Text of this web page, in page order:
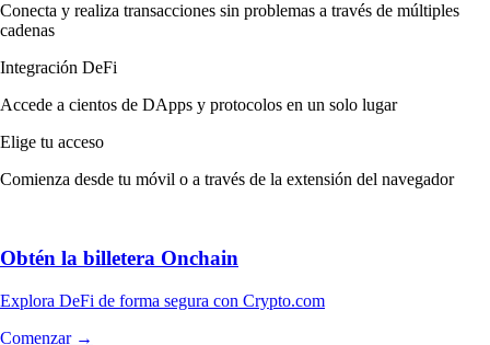
Conecta y realiza transacciones sin problemas a través de múltiples
cadenas
Integración DeFi
Accede a cientos de DApps y protocolos en un solo lugar
Elige tu acceso
Comienza desde tu móvil o a través de la extensión del navegador
Obtén la billetera Onchain
Explora DeFi de forma segura con Crypto.com
Comenzar →